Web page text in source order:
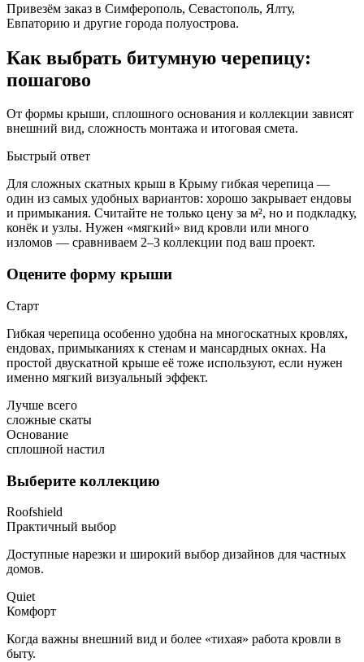
Привезём заказ в Симферополь, Севастополь, Ялту,
Евпаторию и другие города полуострова.
Как выбрать битумную черепицу:
пошагово
От формы крыши, сплошного основания и коллекции зависят
внешний вид, сложность монтажа и итоговая смета.
Быстрый ответ
Для сложных скатных крыш в Крыму гибкая черепица —
один из самых удобных вариантов: хорошо закрывает ендовы
и примыкания. Считайте не только цену за м², но и подкладку,
конёк и узлы. Нужен «мягкий» вид кровли или много
изломов — сравниваем 2–3 коллекции под ваш проект.
Оцените форму крыши
Старт
Гибкая черепица особенно удобна на многоскатных кровлях,
ендовах, примыканиях к стенам и мансардных окнах. На
простой двускатной крыше её тоже используют, если нужен
именно мягкий визуальный эффект.
Лучше всего
сложные скаты
Основание
сплошной настил
Выберите коллекцию
Roofshield
Практичный выбор
Доступные нарезки и широкий выбор дизайнов для частных
домов.
Quiet
Комфорт
Когда важны внешний вид и более «тихая» работа кровли в
быту.